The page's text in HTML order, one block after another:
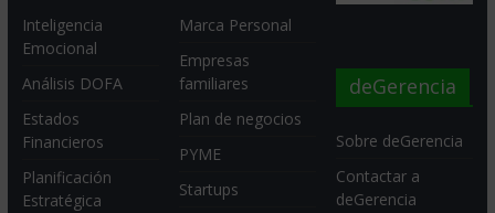
Inteligencia
Emocional
Análisis DOFA
Estados
Financieros
Planificación
Estratégica
Marca Personal
Empresas
familiares
Plan de negocios
PYME
Startups
deGerencia
Sobre deGerencia
Contactar a
deGerencia